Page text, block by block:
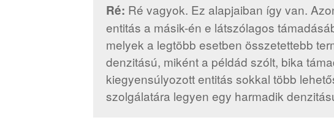
Ré: Ré vagyok. Ez alapjaiban így van.
entitás a másik-én e látszólagos
melyek a legtöbb esetben összetettebb
denzitású, miként a példád szólt, bika
kiegyensúlyozott entitás sokkal több
szolgálatára legyen egy harmadik